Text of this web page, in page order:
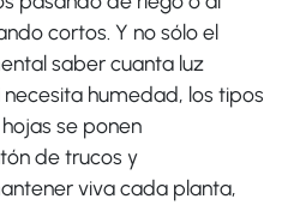
cortos. Y no sólo el
saber cuanta luz
humedad, los tipos
se ponen
de trucos y
viva cada planta,